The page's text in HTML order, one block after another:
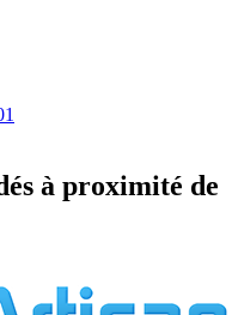
à proximité de